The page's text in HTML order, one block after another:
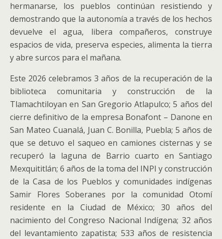
hermanarse, los pueblos continúan resistiendo y
demostrando que la autonomía a través de los hechos
devuelve el agua, libera compañeros, construye
espacios de vida, preserva especies, alimenta la tierra
y abre surcos para el mañana.
Este 2026 celebramos 3 años de la recuperación de la
biblioteca comunitaria y construcción de la
Tlamachtiloyan en San Gregorio Atlapulco; 5 años del
cierre definitivo de la empresa Bonafont – Danone en
San Mateo Cuanalá, Juan C. Bonilla, Puebla; 5 años de
que se detuvo el saqueo en camiones cisternas y se
recuperó la laguna de Barrio cuarto en Santiago
Mexquititlán; 6 años de la toma del INPI y construcción
de la Casa de los Pueblos y comunidades indígenas
Samir Flores Soberanes por la comunidad Otomí
residente en la Ciudad de México; 30 años del
nacimiento del Congreso Nacional Indígena; 32 años
del levantamiento zapatista; 533 años de resistencia